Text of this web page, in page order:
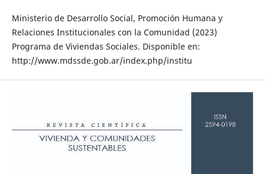
Ministerio de Desarrollo Social, Promoción Humana y
Relaciones Institucionales con la Comunidad (2023)
Programa de Viviendas Sociales. Disponible en:
http://www.mdssde.gob.ar/index.php/institu